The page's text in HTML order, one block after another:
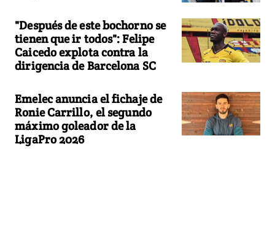
"Después de este bochorno se
tienen que ir todos": Felipe
Caicedo explota contra la
dirigencia de Barcelona SC
Emelec anuncia el fichaje de
Ronie Carrillo, el segundo
máximo goleador de la
LigaPro 2026